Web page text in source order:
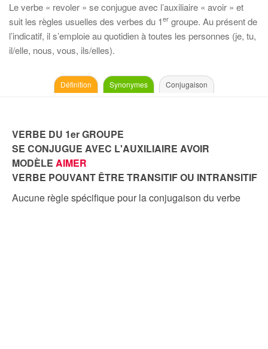
Le verbe « revoler » se conjugue avec l’auxiliaire « avoir » et
suit les règles usuelles des verbes du 1er groupe. Au présent de
l’indicatif, il s’emploie au quotidien à toutes les personnes (je, tu,
il/elle, nous, vous, ils/elles).
Définition Synonymes Conjugaison
VERBE DU 1er GROUPE
SE CONJUGUE AVEC L'AUXILIAIRE AVOIR
MODÈLE AIMER
VERBE POUVANT ÊTRE TRANSITIF OU INTRANSITIF
Aucune règle spécifique pour la conjugaison du verbe